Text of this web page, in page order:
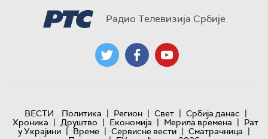
Радио Телевизија Србије
ВЕСТИ Политика | Регион | Свет | Србија данас |
Хроника | Друштво | Економија | Мерила времена | Рат
у Украјини | Време | Сервисне вести | Сматрачница |